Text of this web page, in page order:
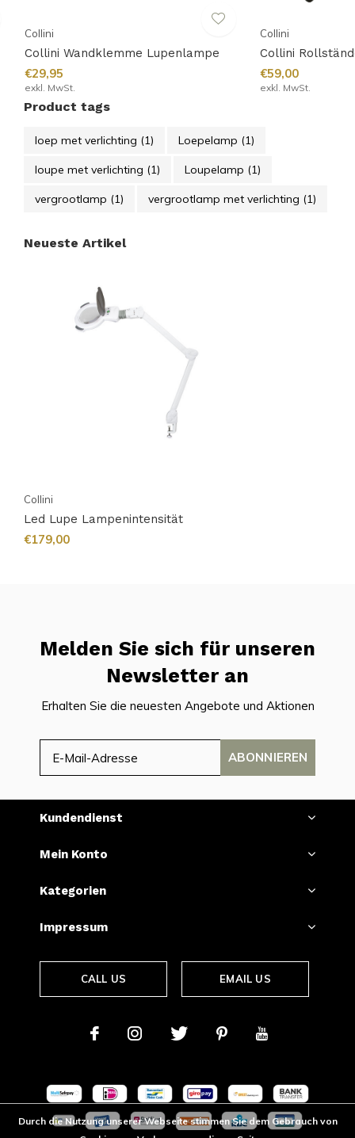
Collini
Collini Wandklemme Lupenlampe
€29,95
exkl. MwSt.
Collini
Collini
€59,00
exkl. MwSt.
Product tags
loep met verlichting (1) Loepelamp (1)
loupe met verlichting (1) Loupelamp (1)
vergrootlamp (1) vergrootlamp met verlichting (1)
Neueste Artikel
Collini
Led Lupe Lampenintensität
€179,00
Melden Sie sich für unseren
Newsletter an
Erhalten Sie die neuesten Angebote und Aktionen
ABONNIEREN
Kundendienst
Mein Konto
Kategorien
Impressum
CALL US EMAIL US
Durch die Nutzung unserer Webseite stimmen Sie dem Gebrauch von